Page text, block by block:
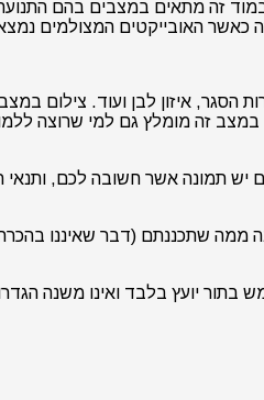
זה מתאים במצבים בהם
כאשר האובייקטים המצולמים
איזון לבן ועוד. צילום
במצב זה מומלץ גם למי שרוצה
יש תמונה אשר חשובה לכם,
שתכננתם (דבר שאיננו
בתור יועץ בלבד ואינו משנה